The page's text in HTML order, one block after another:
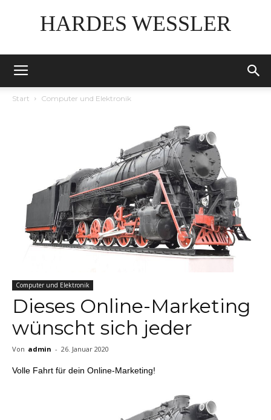
HARDES WESSLER
Start Computer und Elektronik
Computer und Elektronik
Dieses Online-Marketing
wünscht sich jeder
Von admin - 26. Januar 2020
Volle Fahrt für dein Online-Marketing!